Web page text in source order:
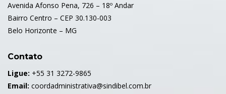
Avenida Afonso Pena, 726 – 18º Andar
Bairro Centro – CEP 30.130-003
Belo Horizonte – MG
Contato
Ligue: +55 31 3272-9865
Email: coordadministrativa@sindibel.com.br